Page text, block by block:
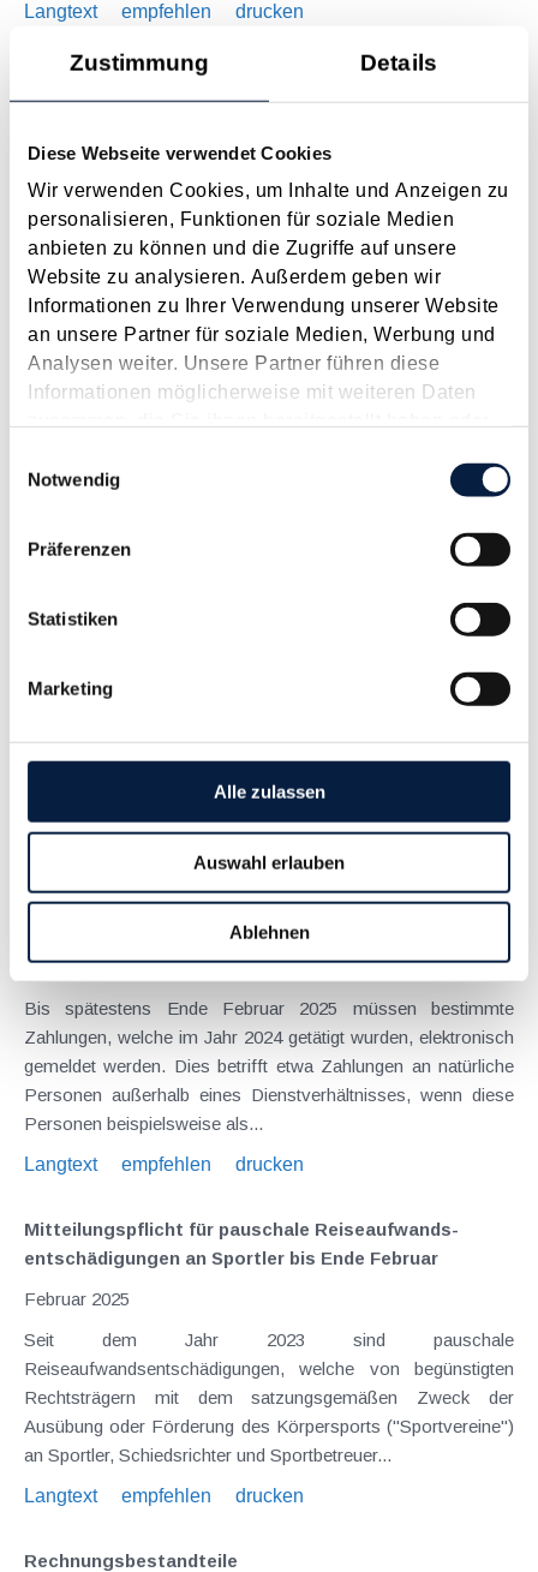
Zustimmung Details
Diese Webseite verwendet Cookies
Wir verwenden Cookies, um Inhalte und Anzeigen zu
personalisieren, Funktionen für soziale Medien
anbieten zu können und die Zugriffe auf unsere
Website zu analysieren. Außerdem geben wir
Informationen zu Ihrer Verwendung unserer Website
an unsere Partner für soziale Medien, Werbung und
Analysen weiter. Unsere Partner führen diese
Informationen möglicherweise mit weiteren Daten
gesammelt haben.
Notwendig
Präferenzen
Statistiken
Marketing
Alle zulassen
Auswahl erlauben
Ablehnen
Langtext empfehlen drucken
Steuertermine
Fälligkeiten und Fristen der wichtigsten Abgaben und Steuern.
Langtext
empfehlen drucken
Januar 2026
Steuer- und Abgabetermine 2026 nach Monaten Jänner 15.1.
USt für November 2025 Lohnabgaben (L, DB, DZ, ÖGK,
Stadtkasse/Gemeinde) für Dezember 2025 Ab 1.1. Monatliche
Abgabe der Zusammenfassenden Meldung, ausgenommen
August 2025
elektronisches Postfach (für Bescheide,
Buchungsmitteilungen, Benachrichtigungen über
von Steuererklärungen (vor allem
Arbeitnehmerveranlagungen),...
Langtext
empfehlen drucken
Meldepflicht bestimmter Vorjahreszahlungen bis
Februar 2025
Bis spätestens Ende Februar 2025 müssen bestimmte
Zahlungen, welche im Jahr 2024 getätigt wurden, elektronisch
gemeldet werden. Dies betrifft etwa Zahlungen an natürliche
Personen außerhalb eines Dienstverhältnisses, wenn diese
Personen beispielsweise als...
Langtext
empfehlen drucken
Mitteilungspflicht für pauschale Reiseaufwands­
entschädigungen an Sportler bis Ende Februar
Februar 2025
Seit dem Jahr 2023 sind pauschale
Reiseaufwandsentschädigungen, welche von begünstigten
Rechtsträgern mit dem satzungsgemäßen Zweck der
Ausübung oder Förderung des Körpersports ("Sportvereine")
an Sportler, Schiedsrichter und Sportbetreuer...
Langtext
empfehlen drucken
Rechnungsbestandteile